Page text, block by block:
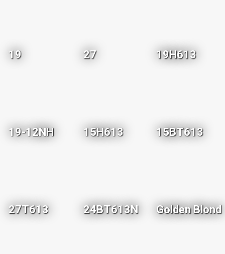
19 27 19H613
19-12NH 15H613 15BT613
27T613 24BT613N Golden Blond